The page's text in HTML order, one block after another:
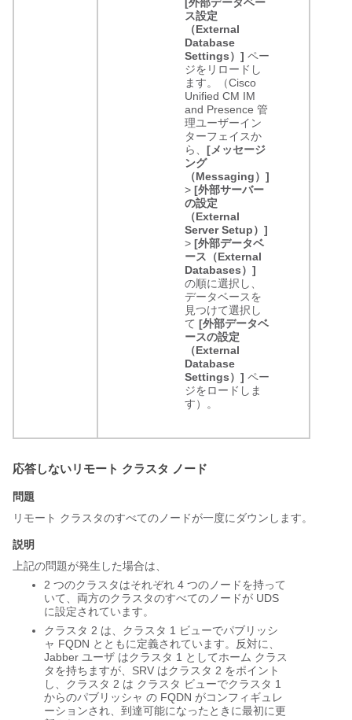
ス設定
（External
Database
Settings）] ペー
ジをリロードし
ます。（Cisco
Unified CM IM
and Presence 管
理ユーザーイン
ターフェイスか
ら、 [メッセージ
ング
（Messaging）]
> [外部サーバー
の設定
（External
Server Setup）]
> [外部データベ
ース（External
Databases）]
の順に選択し、
データベースを
見つけて選択し
て [外部データベ
ースの設定
（External
Database
Settings）] ペー
ジをロードしま
す）。
応答しないリモート クラスタ ノード
問題
リモート クラスタのすべてのノードが一度にダウンします。
説明
上記の問題が発生した場合は、
2 つのクラスタはそれぞれ 4 つのノードを持って
いて、両方のクラスタのすべてのノードが UDS
に設定されています。
クラスタ 2 は、クラスタ 1 ビューでパブリッシ
ャ FQDN とともに定義されています。反対に、
Jabber ユーザ はクラスタ 1 としてホーム クラス
タを持ちますが、SRV はクラスタ 2 をポイント
し、クラスタ 2 は クラスタ ビューでクラスタ 1
からのパブリッシャ の FQDN がコンフィギュレ
ーションされ、到達可能になったときに最初に更